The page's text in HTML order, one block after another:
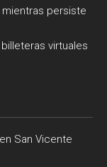
persiste
virtuales
San Vicente